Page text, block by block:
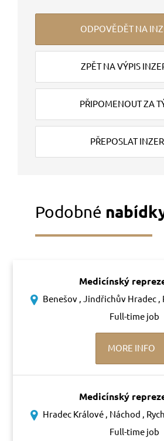
ODPOVĚDĚT NA
ZPĚT NA VÝPIS
PŘIPOMENOUT ZA
PŘEPOSLAT
Podobné
Medicínský
Benešov , Jindřichův Hradec , Pelhřimov ,
Full-time job
MORE INFO
Medicínský
Hradec Králové , Náchod , Rychnov
Full-time job